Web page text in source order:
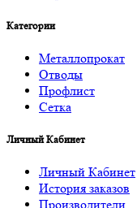
Категории
Металлопрокат
Отводы
Профлист
Сетка
Личный Кабинет
Личный Кабинет
История заказов
Производители